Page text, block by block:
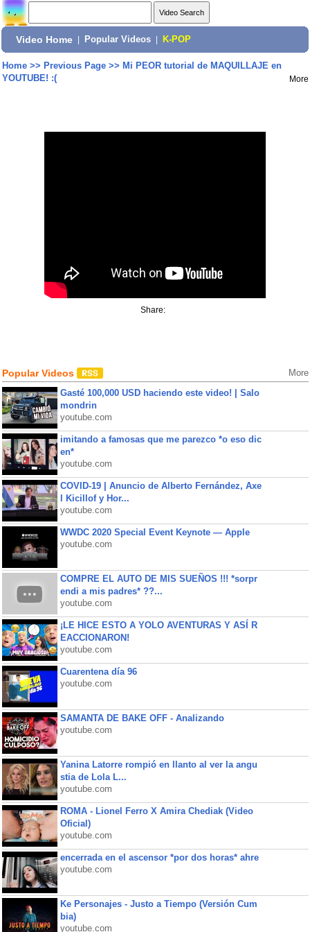
Video Home Popular Videos K-POP
Home>> Previous Page>> Mi PEOR tutorial de MAQUILLAJE en
YOUTUBE! :(
More
Share:
Popular Videos More
Gasté 100,000 USD haciendo este video! | Salo
mondrin
youtube.com
imitando a famosas que me parezco *o eso dic
en*
youtube.com
COVID-19 | Anuncio de Alberto Fernández, Axe
l Kicillof y Hor...
youtube.com
WWDC 2020 Special Event Keynote — Apple
youtube.com
COMPRE EL AUTO DE MIS SUEÑOS !!! *sorpr
endi a mis padres* ??...
youtube.com
¡LE HICE ESTO A YOLO AVENTURAS Y ASÍ R
EACCIONARON!
youtube.com
Cuarentena día 96
youtube.com
SAMANTA DE BAKE OFF - Analizando
youtube.com
Yanina Latorre rompió en llanto al ver la angu
stia de Lola L...
youtube.com
ROMA - Lionel Ferro X Amira Chediak (Video
Oficial)
youtube.com
encerrada en el ascensor *por dos horas* ahre
youtube.com
Ke Personajes - Justo a Tiempo (Versión Cum
bia)
youtube.com